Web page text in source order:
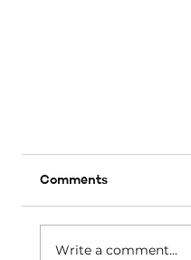
Comments
Write a comment...